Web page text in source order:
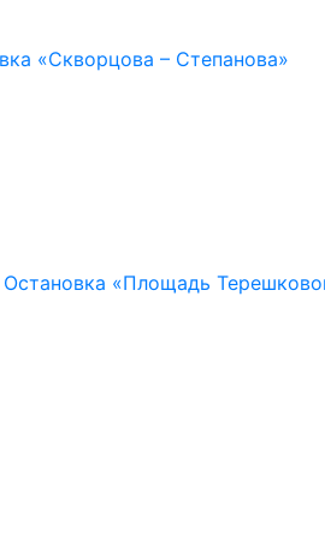
«Скворцова – Степанова»
«Площадь